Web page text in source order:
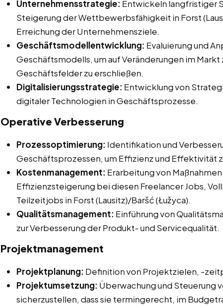
Unternehmensstrategie: Entwickeln langfristiger
Steigerung der Wettbewerbsfähigkeit in Forst
Erreichung der Unternehmensziele.
Geschäftsmodellentwicklung: Evaluierung und
Geschäftsmodells, um auf Veränderungen im
Geschäftsfelder zu erschließen.
Digitalisierungsstrategie: Entwicklung von
digitaler Technologien in Geschäftsprozesse.
Operative Verbesserung
Prozessoptimierung: Identifikation und
Geschäftsprozessen, um Effizienz und Effektivität
Kostenmanagement: Erarbeitung von
Effizienzsteigerung bei diesen Freelancer Jobs,
Teilzeitjobs in Forst (Lausitz)/Baršć (Łužyca).
Qualitätsmanagement: Einführung von
zur Verbesserung der Produkt- und Servicequalität.
Projektmanagement
Projektplanung: Definition von Projektzielen, -
Projektumsetzung: Überwachung und Steuerung
sicherzustellen, dass sie termingerecht, im